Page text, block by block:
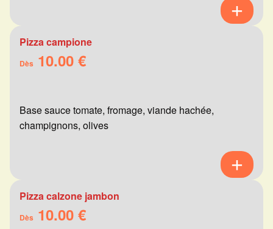
Pizza campione
Dès 10.00 €
Base sauce tomate, fromage, viande hachée,
champignons, olives
Pizza calzone jambon
Dès 10.00 €